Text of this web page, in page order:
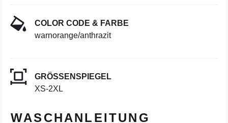
COLOR CODE & FARBE
warnorange/anthrazit
GRÖSSENSPIEGEL
XS-2XL
WASCHANLEITUNG